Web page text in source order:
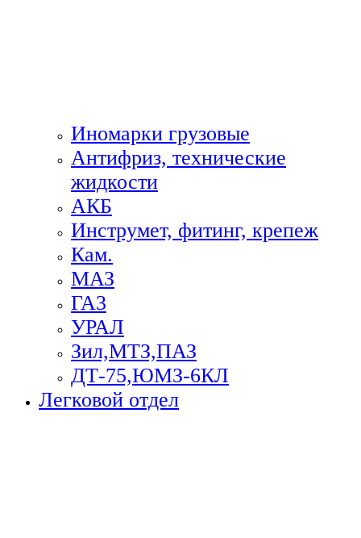
Иномарки грузовые
Антифриз, технические
жидкости
АКБ
Инструмет, фитинг, крепеж
Кам.
МАЗ
ГА3
УРАЛ
Зил,МТЗ,ПАЗ
ДТ-75,ЮМЗ-6КЛ
Легковой отдел